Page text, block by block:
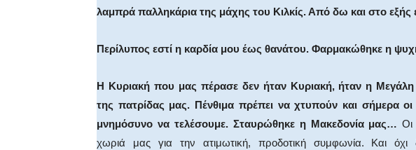
λαμπρά παλληκάρια της μάχης του Κιλκίς. Από δω και στο εξής
Περίλυπος εστί η καρδία μου έως θανάτου. Φαρμακώθηκε η
Η Κυριακή που μας πέρασε δεν ήταν Κυριακή, ήταν η
της πατρίδας μας. Πένθιμα πρέπει να χτυπούν και σήμερα οι
μνημόσυνο να τελέσουμε. Σταυρώθηκε η Μακεδονία μας…Οι
χωριά μας για την ατιμωτική, προδοτική συμφωνία. Και όχι